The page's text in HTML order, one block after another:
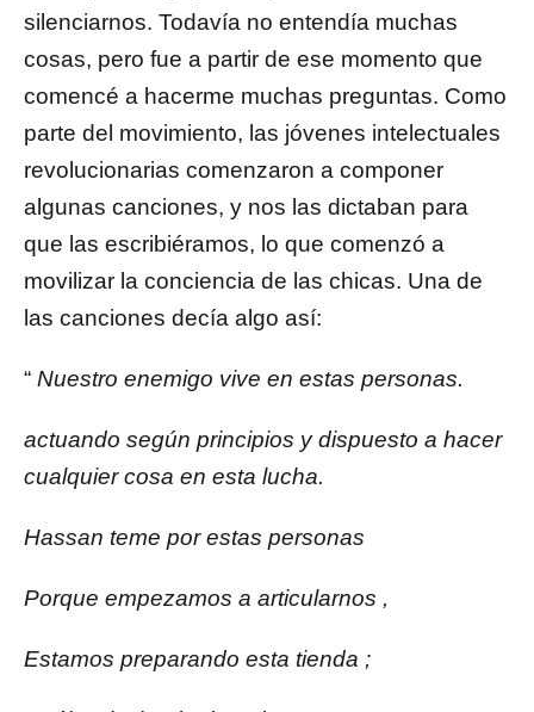
silenciarnos. Todavía no entendía muchas
cosas, pero fue a partir de ese momento que
comencé a hacerme muchas preguntas. Como
parte del movimiento, las jóvenes intelectuales
revolucionarias comenzaron a componer
algunas canciones, y nos las dictaban para
que las escribiéramos, lo que comenzó a
movilizar la conciencia de las chicas. Una de
las canciones decía algo así:
“ Nuestro enemigo vive en estas personas.
actuando según principios y dispuesto a hacer
cualquier cosa en esta lucha.
Hassan teme por estas personas
Porque empezamos a articularnos ,
Estamos preparando esta tienda ;